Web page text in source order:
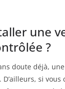
une
?
doute déjà, une
si vous